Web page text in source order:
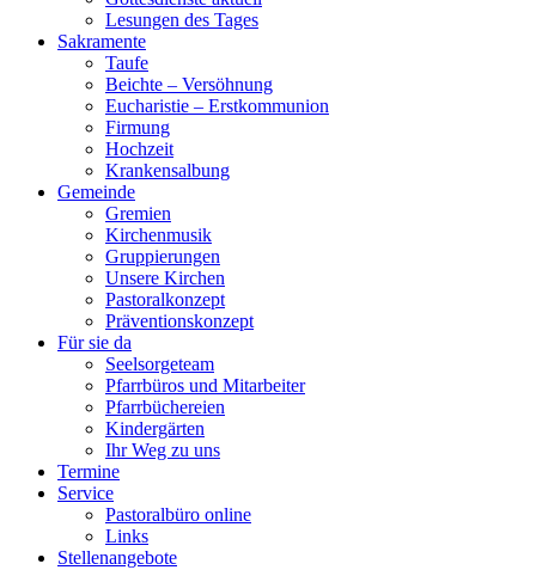
Lesungen des Tages
Sakramente
Taufe
Beichte – Versöhnung
Eucharistie – Erstkommunion
Firmung
Hochzeit
Krankensalbung
Gemeinde
Gremien
Kirchenmusik
Gruppierungen
Unsere Kirchen
Pastoralkonzept
Präventionskonzept
Für sie da
Seelsorgeteam
Pfarrbüros und Mitarbeiter
Pfarrbüchereien
Kindergärten
Ihr Weg zu uns
Termine
Service
Pastoralbüro online
Links
Stellenangebote